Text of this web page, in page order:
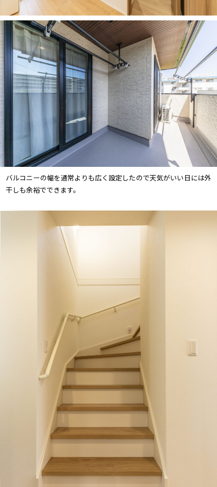
バルコニーの幅を通常よりも広く設定したので天気がいい日には外
干しも余裕でできます。